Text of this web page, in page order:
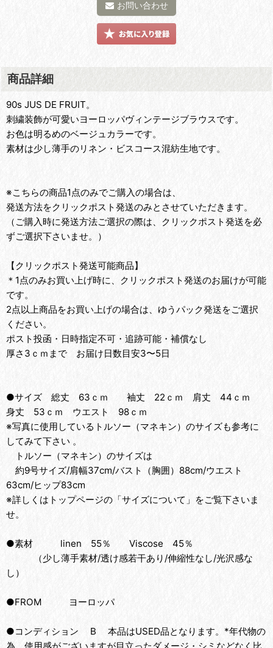
お問い合わせ
商品詳細
90s JUS DE FRUIT。
刺繍装飾が可愛いヨーロッパヴィンテージブラウスです。
お色は明るめのベージュカラーです。
素材は少し薄手のリネン・ビスコース混紡生地です。
※こちらの商品1点のみでご購入の場合は、
発送方法をクリックポスト発送のみとさせていただきます。
（ご購入時に発送方法ご選択の際は、クリックポスト発送を必
ずご選択下さいませ。）
【クリックポスト発送可能商品】
＊1点のみお買い上げ時に、クリックポスト発送のお届けが可能
です。
2点以上商品をお買い上げの場合は、ゆうパック発送をご選択
ください。
ポスト投函・日時指定不可・追跡可能・補償なし
厚さ3ｃｍまで お届け日数目安3〜5日
●サイズ 総丈 63ｃｍ 袖丈 22ｃｍ 肩丈 44ｃｍ
身丈 53ｃｍ ウエスト 98ｃｍ
※写真に使用しているトルソー（マネキン）のサイズも参考に
してみて下さい 。
トルソー（マネキン）のサイズは
約9号サイズ/肩幅37cm/バスト（胸囲）88cm/ウエスト
63cm/ヒップ83cm
※詳しくはトップページの「サイズについて」をご覧下さいま
せ。
●素材 linen 55％ Viscose 45％
（少し薄手素材/透け感若干あり/伸縮性なし/光沢感な
し）
●FROM ヨーロッパ
●コンディション B 本品はUSED品となります。*年代物の